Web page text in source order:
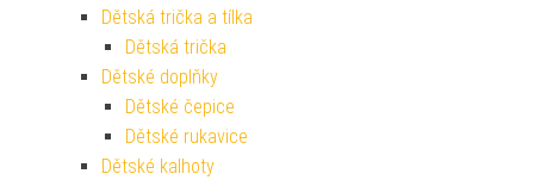
Dětská trička a tílka
Dětská trička
Dětské doplňky
Dětské čepice
Dětské rukavice
Dětské kalhoty